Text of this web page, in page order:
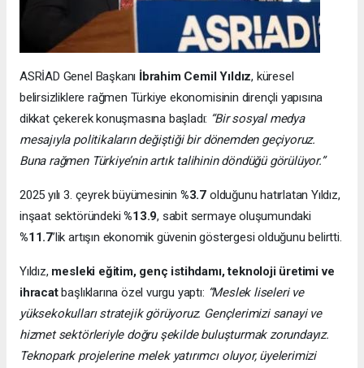
ASRİAD Genel Başkanı İbrahim Cemil Yıldız, küresel
belirsizliklere rağmen Türkiye ekonomisinin dirençli yapısına
dikkat çekerek konuşmasına başladı: “Bir sosyal medya
mesajıyla politikaların değiştiği bir dönemden geçiyoruz.
Buna rağmen Türkiye’nin artık talihinin döndüğü görülüyor.”
2025 yılı 3. çeyrek büyümesinin %3.7 olduğunu hatırlatan Yıldız,
inşaat sektöründeki%13.9, sabit sermaye oluşumundaki
%11.7’lik artışın ekonomik güvenin göstergesi olduğunu belirtti.
Yıldız, mesleki eğitim, genç istihdamı, teknoloji üretimi ve
ihracatbaşlıklarına özel vurgu yaptı: “Meslek liseleri ve
yüksekokulları stratejik görüyoruz. Gençlerimizi sanayi ve
hizmet sektörleriyle doğru şekilde buluşturmak zorundayız.
Teknopark projelerine melek yatırımcı oluyor, üyelerimizi